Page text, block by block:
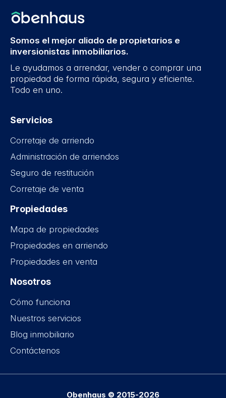
Somos el mejor aliado de propietarios e
inversionistas inmobiliarios.
Le ayudamos a arrendar, vender o comprar una
propiedad de forma rápida, segura y eficiente.
Todo en uno.
Servicios
Corretaje de arriendo
Administración de arriendos
Seguro de restitución
Corretaje de venta
Propiedades
Mapa de propiedades
Propiedades en arriendo
Propiedades en venta
Nosotros
Cómo funciona
Nuestros servicios
Blog inmobiliario
Contáctenos
Obenhaus © 2015-2026